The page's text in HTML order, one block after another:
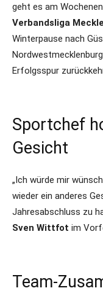
geht es am
Verbandsliga
Winterpause nach
Erfolgsspur
Sportchef
Gesicht
„Ich würde mir
wieder ein anderes
Jahresabschluss zu
Sven Wittfot im
Team-